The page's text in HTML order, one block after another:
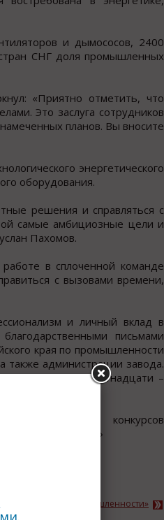
и дымососов, 2400
СНГ доля промышленных
«Приятно отметить, что
Это заслуга сотрудников
планов. Вы вносите
энергетического
оборудования.
решения и справляться с
самые амбициозные цели и
Пахомов.
в сплоченной команде
с вызовами времени,
и личный вклад в
письмами
края по промышленности
также администрации завода.
пятнадцати –
и участников конкурсов
«Сибэнергомаша»
«Новости промышленности»